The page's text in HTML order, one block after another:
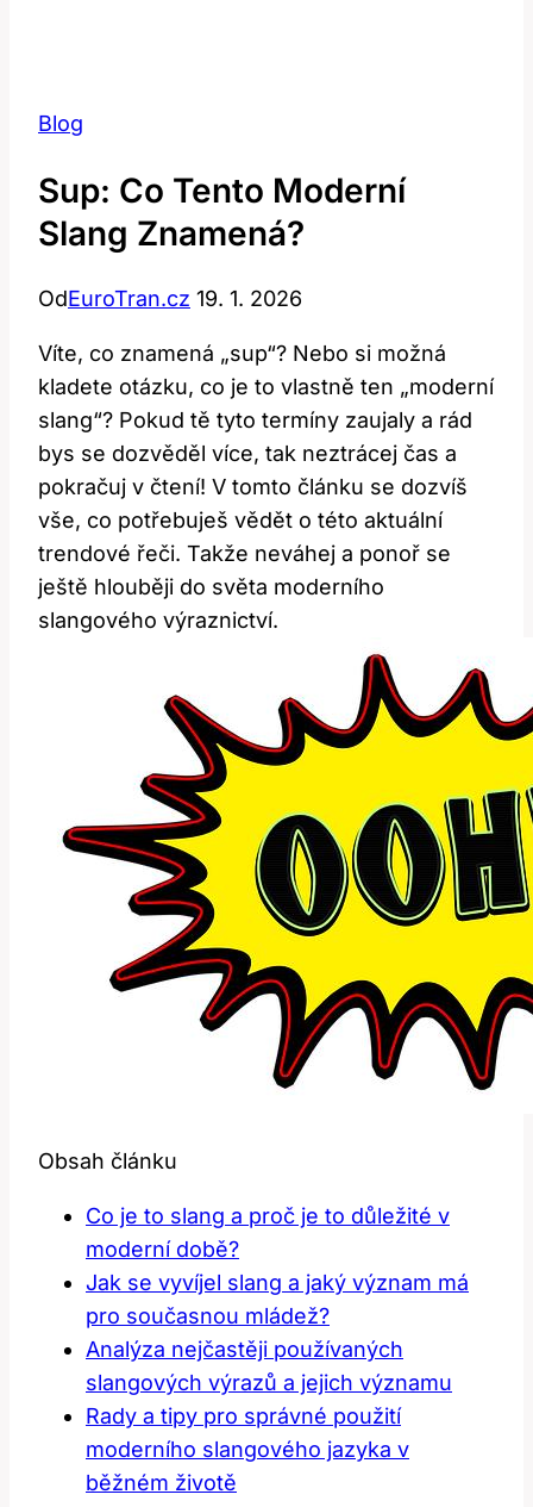
Blog
Sup: Co Tento Moderní
Slang Znamená?
OdEuroTran.cz 19. 1. 2026
Víte, co znamená „sup“? Nebo ‍si možná‍
kladete otázku, co je to vlastně⁢ ten „moderní
‍slang“? Pokud tě ⁢tyto termíny zaujaly a rád
bys ⁣se dozvěděl ⁢více, tak neztrácej⁤ čas a‍
pokračuj v ⁣čtení!​ V⁤ tomto článku se dozvíš
vše, co potřebuješ vědět o této aktuální
trendové⁣ řeči. Takže neváhej a ‍ponoř‌ se
ještě hlouběji do světa⁢ moderního
slangového výraznictví.
Obsah článku
Co je to⁣ slang a proč je to důležité v
moderní době?
Jak se vyvíjel slang ⁢a ⁣jaký význam ⁤má
pro současnou mládež?
Analýza nejčastěji používaných
slangových výrazů a jejich významu
Rady a⁢ tipy pro správné použití
moderního slangového jazyka v
běžném ⁤životě